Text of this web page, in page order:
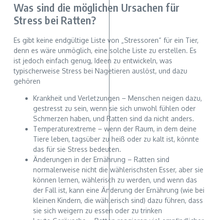
Was sind die möglichen Ursachen für
Stress bei Ratten?
Es gibt keine endgültige Liste von „Stressoren“ für ein Tier,
denn es wäre unmöglich, eine solche Liste zu erstellen. Es
ist jedoch einfach genug, Ideen zu entwickeln, was
typischerweise Stress bei Nagetieren auslöst, und dazu
gehören
Krankheit und Verletzungen – Menschen neigen dazu,
gestresst zu sein, wenn sie sich unwohl fühlen oder
Schmerzen haben, und Ratten sind da nicht anders.
Temperaturextreme – wenn der Raum, in dem deine
Tiere leben, tagsüber zu heiß oder zu kalt ist, könnte
das für sie Stress bedeuten.
Änderungen in der Ernährung – Ratten sind
normalerweise nicht die wählerischsten Esser, aber sie
können lernen, wählerisch zu werden, und wenn das
der Fall ist, kann eine Änderung der Ernährung (wie bei
kleinen Kindern, die wählerisch sind) dazu führen, dass
sie sich weigern zu essen oder zu trinken